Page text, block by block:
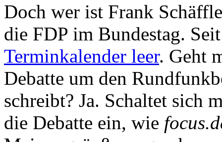
Doch wer ist Frank
die FDP im Bundestag.
Terminkalender leer. Geht
Debatte um den
schreibt? Ja. Schaltet sich
die Debatte ein, wie